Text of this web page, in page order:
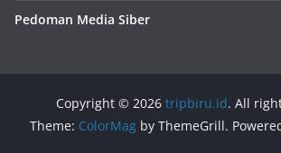
Pedoman Media Siber
Copyright © 2026 tripbiru.id. All
Theme: ColorMag by ThemeGrill.